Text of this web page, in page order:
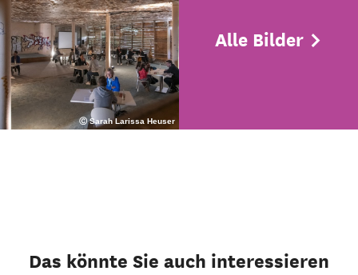
Ⓒ Sarah Larissa Heuser
Alle Bilder
Das könnte Sie auch interessieren